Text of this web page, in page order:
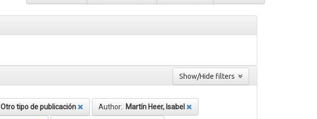
Otro tipo de publicación Author: Martín Heer, Isabel